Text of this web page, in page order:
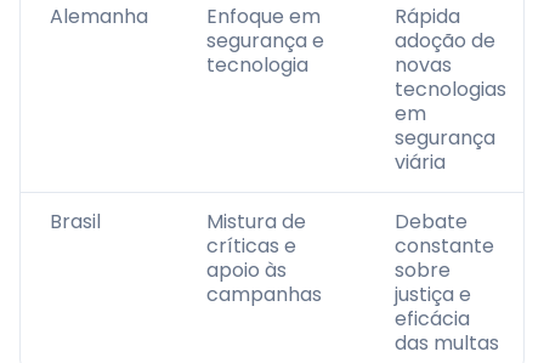
Alemanha
Enfoque em
segurança e
tecnologia
Rápida
adoção de
novas
tecnologias
em
segurança
viária
Brasil
Mistura de
críticas e
apoio às
campanhas
Debate
constante
sobre
justiça e
eficácia
das multas